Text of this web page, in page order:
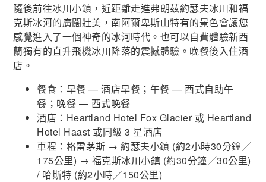
隨後前往冰川小鎮，近距離走進弗朗茲約瑟夫冰川和福
克斯冰河的廣闊壯美，南阿爾卑斯山特有的景色會讓您
感覺進入了一個神奇的冰河時代。也可以自費體驗新西
蘭獨有的直升飛機冰川降落的震撼體驗。晚餐後入住酒
店。
餐食：早餐 — 酒店早餐；午餐 — 西式自助午
餐；晚餐 — 西式晚餐
酒店：Heartland Hotel Fox Glacier 或 Heartland
Hotel Haast 或同級 3 星酒店
車程：格雷茅斯 →約瑟夫小鎮 (約2小時30分鐘／
175公里) → 福克斯冰川小鎮 (約30分鐘／30公里)
/ 哈斯特 (約2小時／150公里)